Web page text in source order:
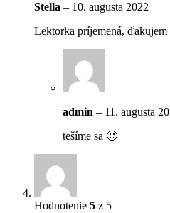
Stella – 10. augusta 2022
Lektorka príjemená, ďakujem
admin – 11. augusta
tešíme sa 🙂
Hodnotenie 5 z 5